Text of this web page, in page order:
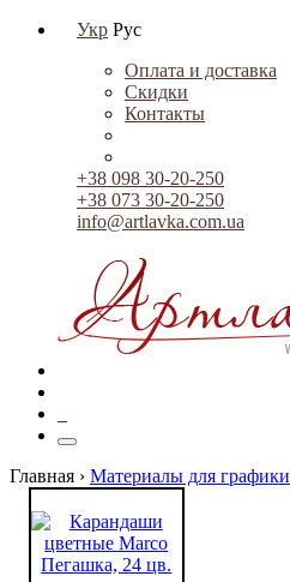
Укр Рус
Оплата и доставка
Скидки
Контакты
+38 098 30-20-250
+38 073 30-20-250
info@artlavka.com.ua
Главная › Материалы для графики